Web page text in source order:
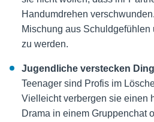
Handumdrehen
Mischung aus Schuldgefühlen
zu werden.
Jugendliche verstecken
Teenager sind Profis im
Vielleicht verbergen sie einen
Drama in einem Gruppenchat